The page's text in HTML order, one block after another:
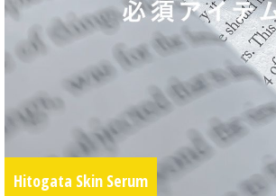
Hitogata Skin Serum